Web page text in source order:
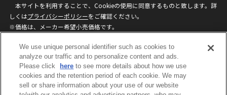
本サイトを利用することで、Cookieの使用に同意するものと致します。詳
しくはプライバシーポリシーをご確認ください。
※価格は、メーカー希望小売価格です。
ざいますのでご了承ください。
privacypolicy
Do Not Sell or Share My
Personal Information
We use unique personal identifier such as cookies to
analyze our traffic and to personalize content and ads.
Please click
here to see more details about how we use
cookies and the retention period of each cookie. We may
sell or share information about your use of our website